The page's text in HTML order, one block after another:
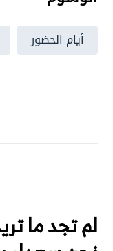
أيام الحضور
لم تجد ما